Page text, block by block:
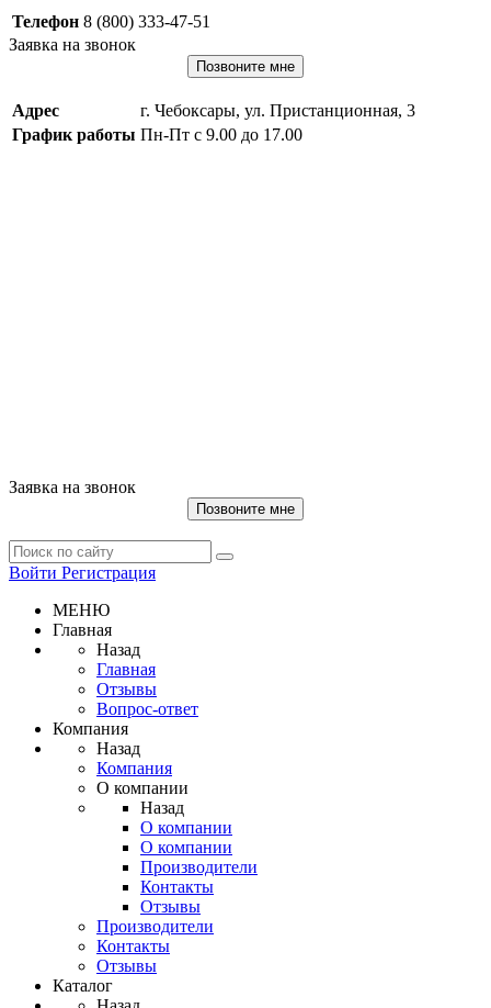
Телефон 8 (800) 333-47-51
Заявка на звонок
Позвоните мне
Адрес
г. Чебоксары, ул. Пристанционная, 3
График работы Пн-Пт с 9.00 до 17.00
Заявка на звонок
Позвоните мне
Войти Регистрация
МЕНЮ
Главная
Назад
Главная
Отзывы
Вопрос-ответ
Компания
Назад
Компания
О компании
Назад
О компании
О компании
Производители
Контакты
Отзывы
Производители
Контакты
Отзывы
Каталог